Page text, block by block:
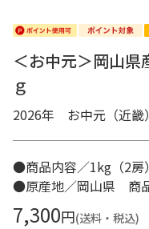
＜お中元＞岡山
ｇ
2026年 お中元（近畿）
●商品内容／1kg（2
●原産地／岡山県 商品
7,300円(送料・税込)